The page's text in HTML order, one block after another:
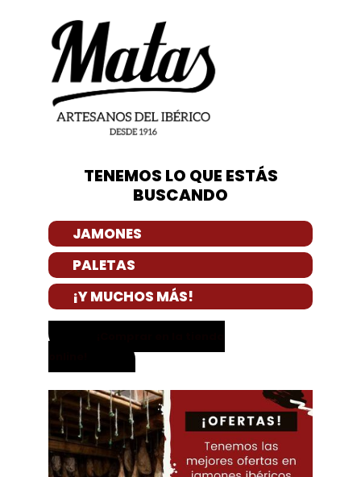
TENEMOS LO QUE ESTÁS
BUSCANDO
JAMONES
PALETAS
¡Y MUCHOS MÁS!